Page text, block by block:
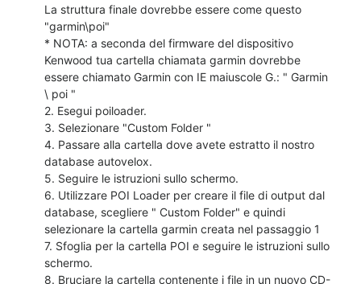
La struttura finale dovrebbe essere come questo
"garmin\poi"
* NOTA: a seconda del firmware del dispositivo
Kenwood tua cartella chiamata garmin dovrebbe
essere chiamato Garmin con IE maiuscole G.: " Garmin
\ poi "
2. Esegui poiloader.
3. Selezionare "Custom Folder "
4. Passare alla cartella dove avete estratto il nostro
database autovelox.
5. Seguire le istruzioni sullo schermo.
6. Utilizzare POI Loader per creare il file di output dal
database, scegliere " Custom Folder" e quindi
selezionare la cartella garmin creata nel passaggio 1
7. Sfoglia per la cartella POI e seguire le istruzioni sullo
schermo.
8. Bruciare la cartella contenente i file in un nuovo CD-